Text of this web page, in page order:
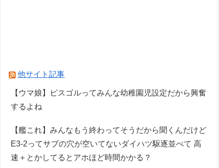
他サイト記事
【ウマ娘】ピスゴルってみんな幼稚園児設定だから興奮
するよね
【艦これ】みんなもう終わってそうだから聞くんだけど
E3-2ってサブの穴が空いてないダイハツ駆逐並べて 高
速＋とかしてるとアホほど時間かかる？